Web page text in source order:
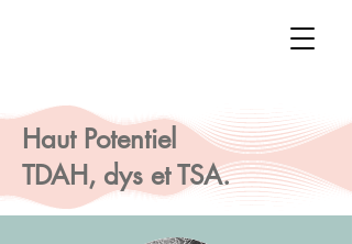
Haut Potentiel
TDAH, dys et TSA.